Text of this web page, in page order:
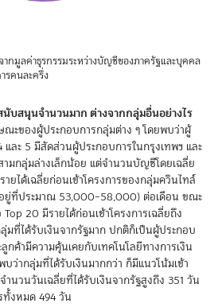
กมูลค่าธุรกรรมระหว่างบัญชีของภาครัฐและบุคคล
รคนละครึ่ง
บสนุนจำนวนมาก ต่างจากกลุ่มอื่นอย่างไร
ณะของผู้ประกอบการกลุ่มต่าง ๆ โดยพบว่าผู้
ละ 5 มีสัดส่วนผู้ประกอบการในกรุงเทพฯ และ
มกลุ่มล่างเล็กน้อย แต่จำนวนบัญชีโดยเฉลี่ย
ยได้เฉลี่ยก่อนเข้าโครงการของกลุ่มควินไทล์
ยู่ที่ประมาณ 53,000–58,000) ต่อเดือน ขณะ
20 มีรายได้ก่อนเข้าโครงการเฉลี่ยถึง
ที่ได้รับเงินจากรัฐมาก ปกติก็เป็นผู้ประกอบ
กค้ามีความคุ้นเคยกับเทคโนโลยีทางการเงิน
ว่ากลุ่มที่ได้รับเงินมากกว่า ก็มีแนวโน้มเข้า
ำนวนวันเฉลี่ยที่ได้รับเงินจากรัฐสูงถึง 351 วัน
ทั้งหมด 494 วัน